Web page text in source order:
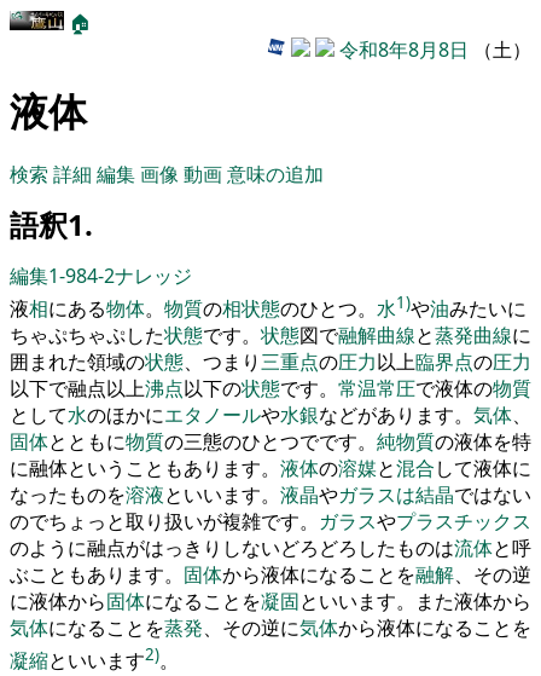
🏠
令和8年8月8日 （土）
液体
検索 詳細 編集画像動画意味の追加
語釈1.
編集1-984-2ナレッジ
液相にある物体。 物質の相状態のひとつ。 水1)や油みたいに
ちゃぷちゃぷした状態です。 状態図で融解曲線と蒸発曲線に
囲まれた領域の状態、 つまり三重点の圧力以上臨界点の圧力
以下で融点以上沸点以下の状態です。 常温常圧で液体の物質
として水のほかにエタノールや水銀などがあります。 気体、
固体とともに物質の三態のひとつでです。 純物質の液体を特
に融体ということもあります。 液体の溶媒と混合して液体に
なったものを溶液といいます。 液晶やガラスは結晶ではない
のでちょっと取り扱いが複雑です。 ガラスやプラスチックス
のように融点がはっきりしないどろどろしたものは流体と呼
ぶこともあります。 固体から液体になること を融解、 その逆
に液体から固体になること を凝固といいます。
また液体から
気体になること を蒸発、 その逆に気体から液体になること を
凝縮といいます2)。